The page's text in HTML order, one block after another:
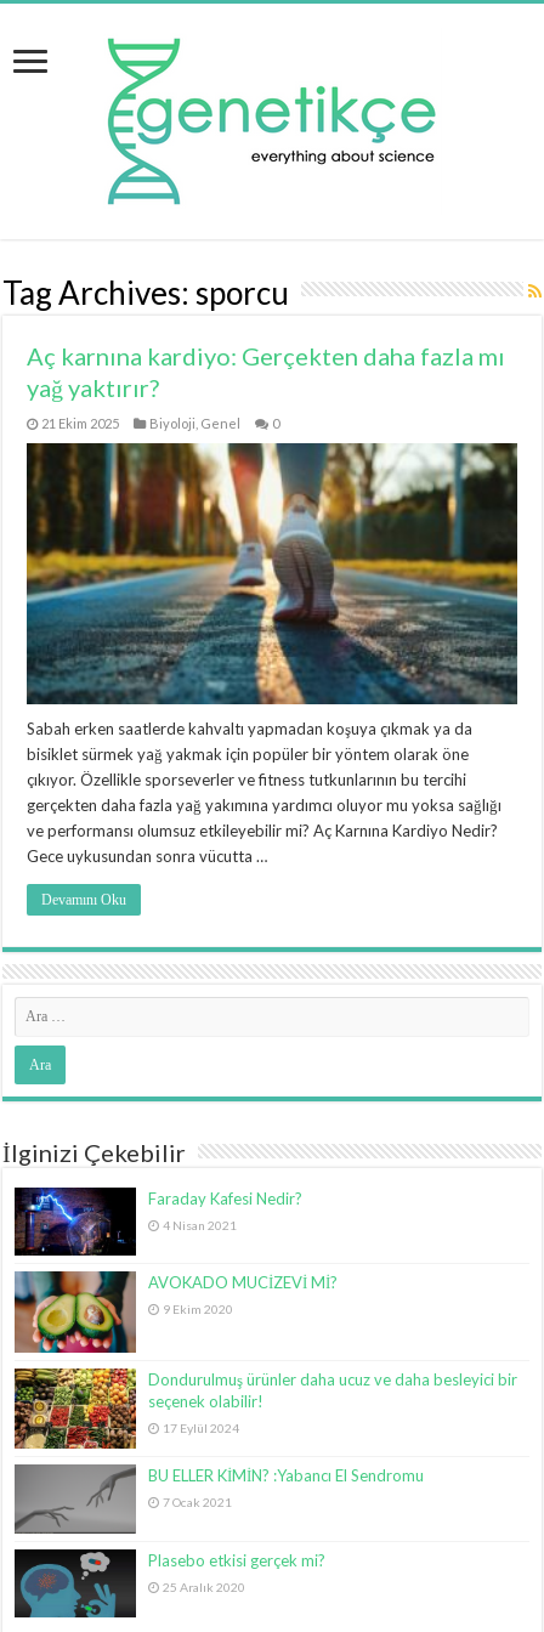
Tag Archives:sporcu
Aç karnına kardiyo: Gerçekten daha fazla mı
yağ yaktırır?
21 Ekim 2025 Biyoloji Genel 0
Sabah erken saatlerde kahvaltı yapmadan koşuya çıkmak ya da
bisiklet sürmek yağ yakmak için popüler bir yöntem olarak öne
çıkıyor. Özellikle sporseverler ve fitness tutkunlarının bu tercihi
gerçekten daha fazla yağ yakımına yardımcı oluyor mu yoksa sağlığı
ve performansı olumsuz etkileyebilir mi? Aç Karnına Kardiyo Nedir?
Gece uykusundan sonra vücutta …
Devamını Oku
İlginizi Çekebilir
Faraday Kafesi Nedir?
4 Nisan 2021
AVOKADO MUCİZEVİ Mİ?
9 Ekim 2020
Dondurulmuş ürünler daha ucuz ve daha besleyici bir
seçenek olabilir!
17 Eylül 2024
BU ELLER KİMİN? :Yabancı El Sendromu
7 Ocak 2021
Plasebo etkisi gerçek mi?
25 Aralık 2020